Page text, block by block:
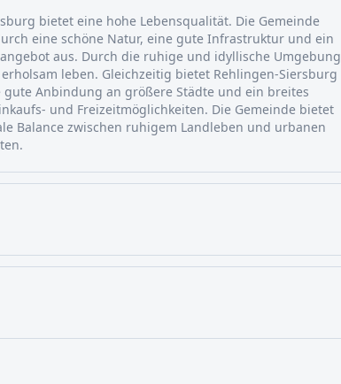
bietet eine hohe Lebensqualität. Die Gemeinde
eine schöne Natur, eine gute Infrastruktur und ein
aus. Durch die ruhige und idyllische Umgebung
leben. Gleichzeitig bietet Rehlingen-Siersburg
gute Anbindung an größere Städte und ein breites
und Freizeitmöglichkeiten. Die Gemeinde bietet
Balance zwischen ruhigem Landleben und urbanen